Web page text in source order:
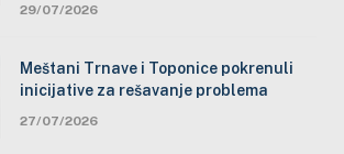
29/07/2026
Meštani Trnave i Toponice pokrenuli
inicijative za rešavanje problema
27/07/2026